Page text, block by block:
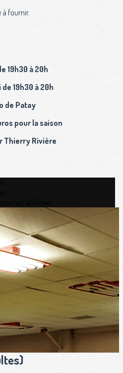
fournir.
19h30 à 20h
19h30 à 20h
de Patay
pour la saison
Thierry Rivière